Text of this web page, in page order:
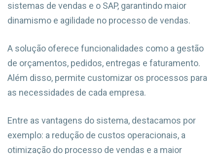
sistemas de vendas e o SAP, garantindo maior
dinamismo e agilidade no processo de vendas.
A solução oferece funcionalidades como a gestão
de orçamentos, pedidos, entregas e faturamento.
Além disso, permite customizar os processos para
as necessidades de cada empresa.
Entre as vantagens do sistema, destacamos por
exemplo: a redução de custos operacionais, a
otimização do processo de vendas e a maior